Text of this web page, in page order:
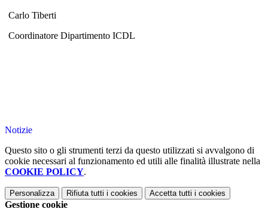
Carlo Tiberti
Coordinatore Dipartimento ICDL
Notizie
Questo sito o gli strumenti terzi da questo utilizzati si avvalgono di
cookie necessari al funzionamento ed utili alle finalità illustrate nella
COOKIE POLICY.
Personalizza Rifiuta tutti i cookies Accetta tutti i cookies
Gestione cookie